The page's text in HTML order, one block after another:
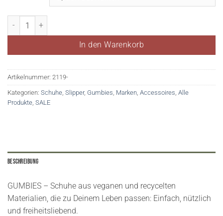
Gumbies Corker khaki Menge
In den Warenkorb
Artikelnummer: 2119-
Kategorien: Schuhe, Slipper, Gumbies, Marken, Accessoires, Alle
Produkte, SALE
Beschreibung
GUMBIES – Schuhe aus veganen und recycelten
Materialien, die zu Deinem Leben passen: Einfach, nützlich
und freiheitsliebend.